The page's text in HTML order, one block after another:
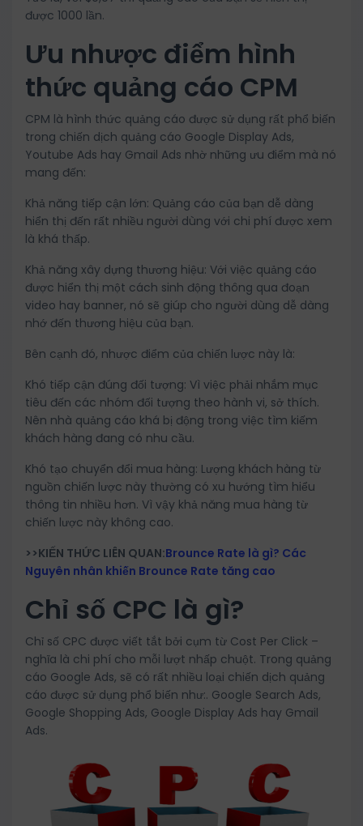
được 1000 lần.
Ưu nhược điểm hình
thức quảng cáo CPM
CPM là hình thức quảng cáo được sử dụng rất phổ biến
trong chiến dịch quảng cáo Google Display Ads,
Youtube Ads hay Gmail Ads nhờ những ưu điểm mà nó
mang đến:
Khả năng tiếp cận lớn: Quảng cáo của bạn dễ dàng
hiển thị đến rất nhiều người dùng với chi phí được xem
là khá thấp.
Khả năng xây dựng thương hiệu: Với việc quảng cáo
được hiển thị một cách sinh động thông qua đoạn
video hay banner, nó sẽ giúp cho người dùng dễ dàng
nhớ đến thương hiệu của bạn.
Bên cạnh đó, nhược điểm của chiến lược này là:
Khó tiếp cận đúng đối tượng: Vì việc phải nhắm mục
tiêu đến các nhóm đối tượng theo hành vi, sở thích.
Nên nhà quảng cáo khá bị động trong việc tìm kiếm
khách hàng đang có nhu cầu.
Khó tạo chuyển đổi mua hàng: Lượng khách hàng từ
nguồn chiến lược này thường có xu hướng tìm hiểu
thông tin nhiều hơn. Vì vậy khả năng mua hàng từ
chiến lược này không cao.
>>KIẾN THỨC LIÊN QUAN:Brounce Rate là gì? Các
Nguyên nhân khiến Brounce Rate tăng cao
Chỉ số CPC là gì?
Chỉ số CPC được viết tắt bởi cụm từ Cost Per Click –
nghĩa là chi phí cho mỗi lượt nhấp chuột. Trong quảng
cáo Google Ads, sẽ có rất nhiều loại chiến dịch quảng
cáo được sử dụng phổ biến như:. Google Search Ads,
Google Shopping Ads, Google Display Ads hay Gmail
Ads.